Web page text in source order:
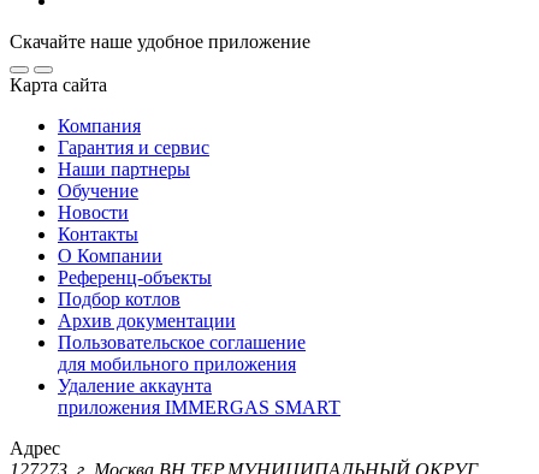
Скачайте наше удобное приложение
Карта сайта
Компания
Гарантия и сервис
Наши партнеры
Обучение
Новости
Контакты
О Компании
Референц-объекты
Подбор котлов
Архив документации
Пользовательское соглашение
для мобильного приложения
Удаление аккаунта
приложения IMMERGAS SMART
Адрес
127273, г. Москва ВН.ТЕР.МУНИЦИПАЛЬНЫЙ ОКРУГ